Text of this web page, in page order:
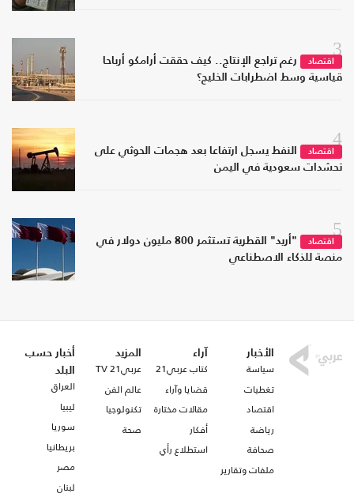
3
اقتصاد
رغم تراجع الإنتاج.. كيف حققت أرامكو أرباحا
قياسية وسط اضطرابات الخليج؟
4
اقتصاد
النفط يسجل ارتفاعا بعد هجمات الحوثي على
تحشدات سعودية في اليمن
5
اقتصاد
"أريد" القطرية تستثمر 800 مليون دولار في
منصة للذكاء الاصطناعي
الأخبار
سياسة
تغطيات
اقتصاد
رياضة
صحافة
ملفات وتقارير
آراء
كتاب عربي21
قضايا وآراء
مقالات مختارة
أفكار
استطلاع رأي
المزيد
عربي21 TV
عالم الفن
تكنولوجيا
صحة
أخبار حسب
البلد
العراق
ليبيا
سوريا
بريطانيا
مصر
لبنان